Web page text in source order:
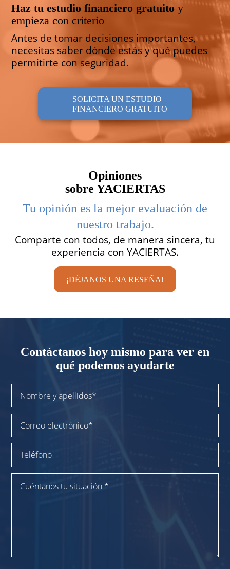
Haz tu estudio financiero gratuito y
empieza con criterio
Antes de tomar decisiones importantes,
necesitas saber dónde estás y qué puedes
permitirte con seguridad.
SOLICITA UN ESTUDIO
FINANCIERO GRATUITO
Opiniones
sobre YACIERTAS
Tu opinión es la mejor evaluación de
nuestro trabajo.
Comparte con todos, de manera sincera, tu
experiencia con YACIERTAS.
¡DÉJANOS UNA RESEÑA!
Contáctanos hoy mismo para ver en
qué podemos ayudarte